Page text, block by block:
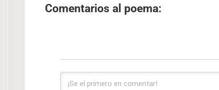
Comentarios al poema: